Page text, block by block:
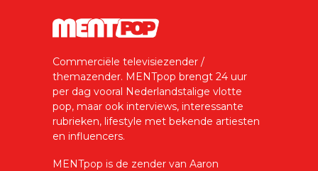
Commerciële televisiezender /
themazender. MENTpop brengt 24 uur
per dag vooral Nederlandstalige vlotte
pop, maar ook interviews, interessante
rubrieken, lifestyle met bekende artiesten
en influencers.
MENTpop is de zender van Aaron